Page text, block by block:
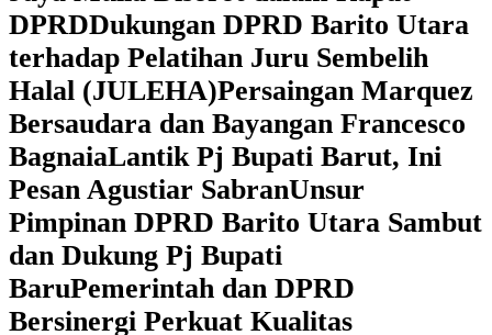
DPRDDukungan DPRD Barito Utara
terhadap Pelatihan Juru Sembelih
Halal (JULEHA)Persaingan Marquez
Bersaudara dan Bayangan Francesco
BagnaiaLantik Pj Bupati Barut, Ini
Pesan Agustiar SabranUnsur
Pimpinan DPRD Barito Utara Sambut
dan Dukung Pj Bupati
BaruPemerintah dan DPRD
Bersinergi Perkuat Kualitas